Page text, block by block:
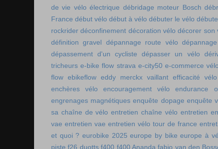
de vie vélo électrique débridage moteur Bosch
France début vélo début à vélo débuter le vélo
rockrider déconfinement décoration vélo décorer son
définition gravel
dépannage route vélo
dépassement d'un cycliste
dépasser un vélo
tricheurs e-bike flow strava e-city50 e-commerce
flow ebikeflow eddy merckx vaillant efficacité vélo
enchères vélo
encouragement vélo
endurance
engrenages magnétiques enquête dopage enquête
sa chaîne de vélo entretien chaîne vélo entretien
vae entretien vae entretien vélo tour de france
et quoi ? eurobike 2025 europe by bike europe à
piste f26 duotts f400 f400 Ananda fabio van den